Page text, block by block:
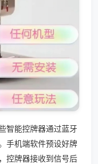
智能控牌器通过蓝牙
手机端软件预设好牌
控牌器接收到信号后